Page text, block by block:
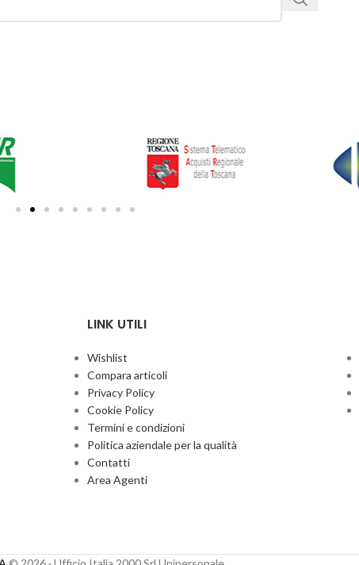
LINK UTILI
Wishlist
Compara articoli
Privacy Policy
Cookie Policy
Termini e condizioni
Politica aziendale per la qualità
Contatti
Area Agenti